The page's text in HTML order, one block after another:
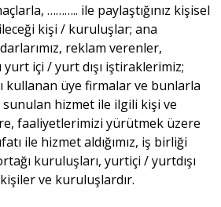
……….. ile paylaştığınız kişisel
kişi / kuruluşlar; ana
reklam verenler,
içi / yurt dışı iştiraklerimiz;
kullanan üye firmalar ve bunlarla
sunulan hizmet ile ilgili kişi ve
faaliyetlerimizi yürütmek üzere
ile hizmet aldığımız, iş birliği
kuruluşları, yurtiçi / yurtdışı
ve kuruluşlardır.